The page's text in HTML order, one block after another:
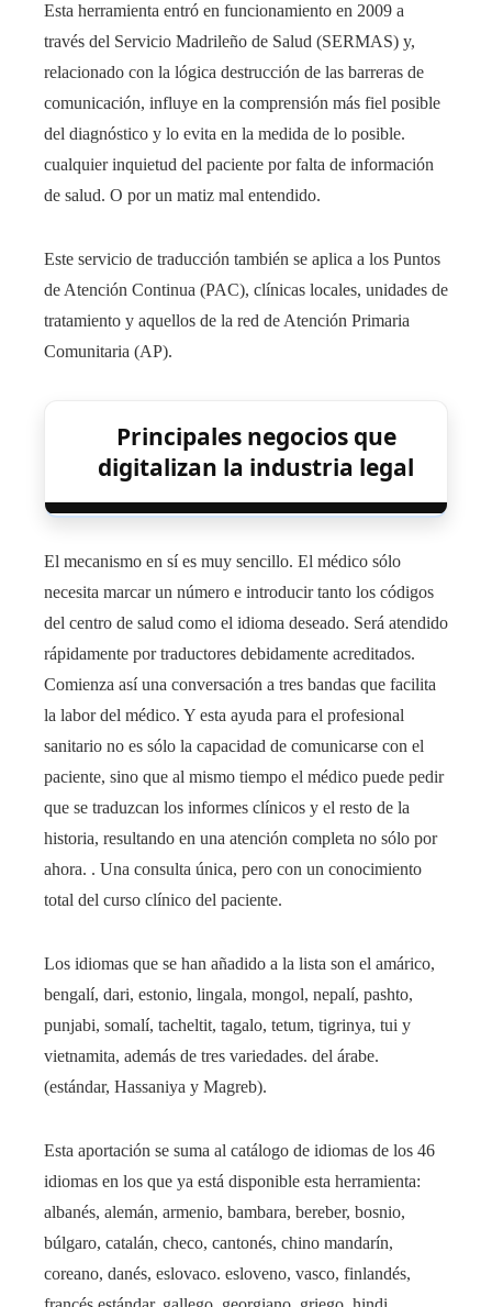
Esta herramienta entró en funcionamiento en 2009 a
través del Servicio Madrileño de Salud (SERMAS) y,
relacionado con la lógica destrucción de las barreras de
comunicación, influye en la comprensión más fiel posible
del diagnóstico y lo evita en la medida de lo posible.
cualquier inquietud del paciente por falta de información
de salud. O por un matiz mal entendido.
Este servicio de traducción también se aplica a los Puntos
de Atención Continua (PAC), clínicas locales, unidades de
tratamiento y aquellos de la red de Atención Primaria
Comunitaria (AP).
Principales negocios que
digitalizan la industria legal
El mecanismo en sí es muy sencillo. El médico sólo
necesita marcar un número e introducir tanto los códigos
del centro de salud como el idioma deseado. Será atendido
rápidamente por traductores debidamente acreditados.
Comienza así una conversación a tres bandas que facilita
la labor del médico. Y esta ayuda para el profesional
sanitario no es sólo la capacidad de comunicarse con el
paciente, sino que al mismo tiempo el médico puede pedir
que se traduzcan los informes clínicos y el resto de la
historia, resultando en una atención completa no sólo por
ahora. . Una consulta única, pero con un conocimiento
total del curso clínico del paciente.
Los idiomas que se han añadido a la lista son el amárico,
bengalí, dari, estonio, lingala, mongol, nepalí, pashto,
punjabi, somalí, tacheltit, tagalo, tetum, tigrinya, tui y
vietnamita, además de tres variedades. del árabe.
(estándar, Hassaniya y Magreb).
Esta aportación se suma al catálogo de idiomas de los 46
idiomas en los que ya está disponible esta herramienta:
albanés, alemán, armenio, bambara, bereber, bosnio,
búlgaro, catalán, checo, cantonés, chino mandarín,
coreano, danés, eslovaco. esloveno, vasco, finlandés,